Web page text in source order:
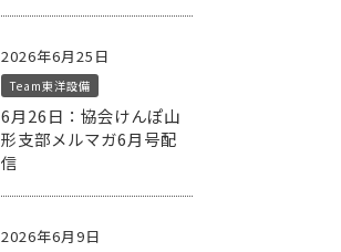
2026年6月25日
Team東洋設備
6月26日：協会けんぽ山
形支部メルマガ6月号配
信
2026年6月9日